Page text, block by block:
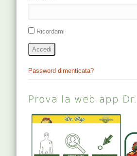
Ricordami
Accedi
Password dimenticata?
Prova la web app